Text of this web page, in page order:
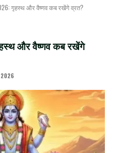
गृहस्थ और वैष्णव कब रखेंगे व्रत?
और वैष्णव कब रखेंगे